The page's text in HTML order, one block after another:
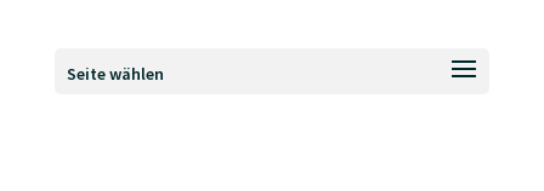
Seite wählen